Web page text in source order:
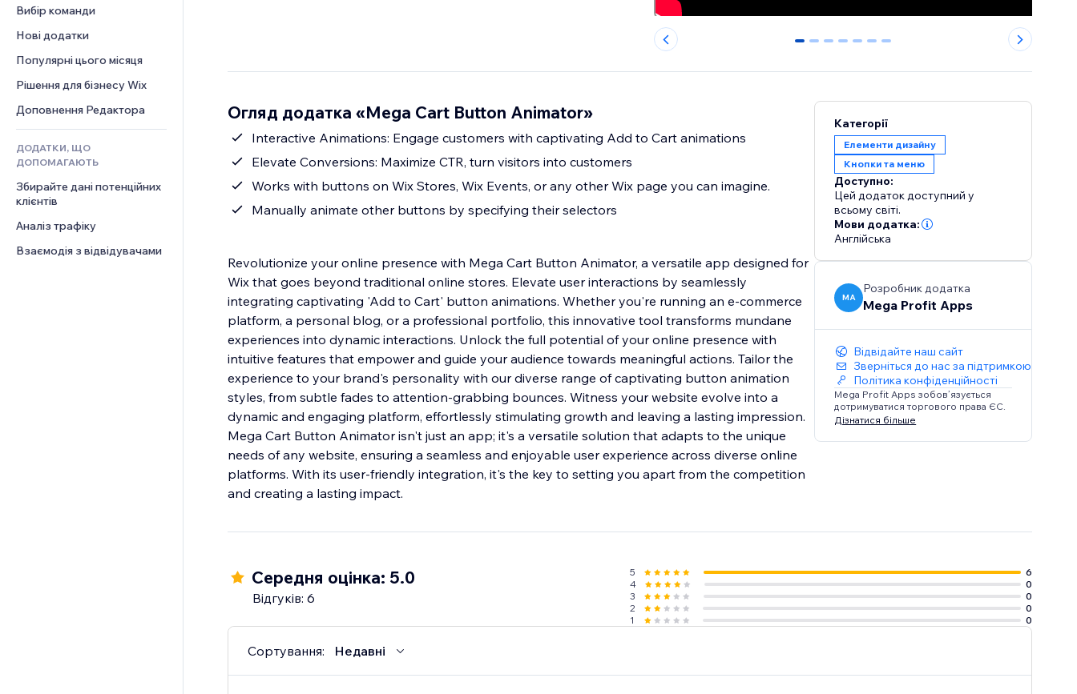
Конверсія
Рішення для складів
Дропшипінг
Тарифні плани й підписки
Краудфандинг
Їжа та напої
Відео
PDF
Обмін файлами
Новини
Шаблони сторінок
Ефекти зображення
Кнопки та меню
Банери та бейджі
Калькулятори
Пошук
Погода
Графіки й таблиці
Опитування
Чат
Коментарі
Телефон
Спільнота
Відгуки
CRM
Вибір команди
Нові додатки
Популярні цього місяця
Рішення для бізнесу Wix
Доповнення Редактора
ДОДАТКИ, ЩО
ДОПОМАГАЮТЬ
Збирайте дані потенційних
клієнтів
Аналіз трафіку
Взаємодія з відвідувачами
0 1 2 3 4 5 6
Огляд додатка «Mega Cart Button Animator»
Interactive Animations: Engage customers with captivating Add to Cart animations
Elevate Conversions: Maximize CTR, turn visitors into customers
Works with buttons on Wix Stores, Wix Events, or any other Wix page you can imagine.
Manually animate other buttons by specifying their selectors
Revolutionize your online presence with Mega Cart Button Animator, a versatile app designed for
Wix that goes beyond traditional online stores. Elevate user interactions by seamlessly
integrating captivating 'Add to Cart' button animations. Whether you're running an e-commerce
platform, a personal blog, or a professional portfolio, this innovative tool transforms mundane
experiences into dynamic interactions. Unlock the full potential of your online presence with
intuitive features that empower and guide your audience towards meaningful actions. Tailor the
experience to your brand's personality with our diverse range of captivating button animation
styles, from subtle fades to attention-grabbing bounces. Witness your website evolve into a
dynamic and engaging platform, effortlessly stimulating growth and leaving a lasting impression.
Mega Cart Button Animator isn't just an app; it's a versatile solution that adapts to the unique
needs of any website, ensuring a seamless and enjoyable user experience across diverse online
platforms. With its user-friendly integration, it's the key to setting you apart from the competition
and creating a lasting impact.
Категорії
Елементи дизайну
Кнопки та меню
Доступно:
Цей додаток доступний у
всьому світі.
Мови додатка:
Англійська
MA
Розробник додатка
Mega Profit Apps
Відвідайте наш сайт
Зверніться до нас за підтримкою
Політика конфіденційності
Mega Profit Apps зобов’язується
дотримуватися торгового права ЄС.
Дізнатися більше
Середня оцінка: 5.0
Відгуків: 6
5
6
4
0
3
0
2
0
1
0
Сортування: Недавні